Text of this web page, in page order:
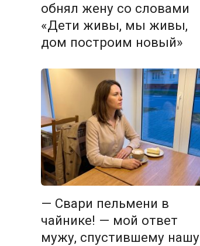
обнял жену со словами
«Дети живы, мы живы,
дом построим новый»
— Свари пельмени в
чайнике! — мой ответ
мужу, спустившему нашу